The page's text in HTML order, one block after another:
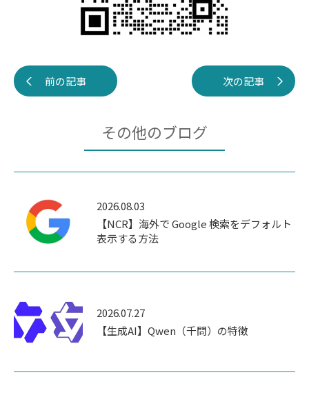
前の記事 次の記事
その他のブログ
2026.08.03
【NCR】海外で Google 検索をデフォルト
表示する方法
2026.07.27
【生成AI】Qwen（千問）の特徴